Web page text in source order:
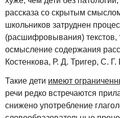
рассказа со скрытым
школьников затруднен
(расшифровывания) текстов,
осмысление содержания
Костенкова, Р. Д. Тригер, С.
Такие дети имеют
речи редко встречаются
снижено употребление